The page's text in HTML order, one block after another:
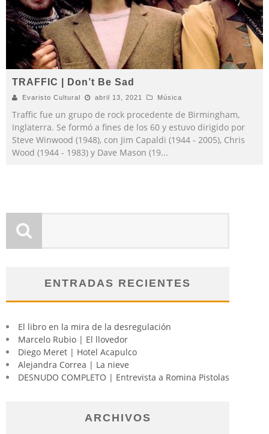
TRAFFIC | Don’t Be Sad
Evaristo Cultural abril 13, 2021 Música
Traffic fue un grupo de rock procedente de Birmingham,
Inglaterra. Se formó a fines de los 60 y estuvo dirigido por
Steve Winwood (1948), con Jim Capaldi (1944 - 2005), Chris
Wood (1944 - 1983) y Dave Mason (19...
ENTRADAS RECIENTES
El libro en la mira de la desregulación
Marcelo Rubio | El llovedor
Diego Meret | Hotel Acapulco
Alejandra Correa | La nieve
DESNUDO COMPLETO | Entrevista a Romina Pistolas
ARCHIVOS